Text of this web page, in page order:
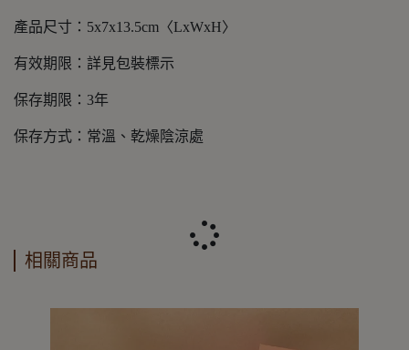
產品尺寸：5x7x13.5cm〈LxWxH〉
有效期限：詳見包裝標示
保存期限：3年
保存方式：常溫、乾燥陰涼處
相關商品